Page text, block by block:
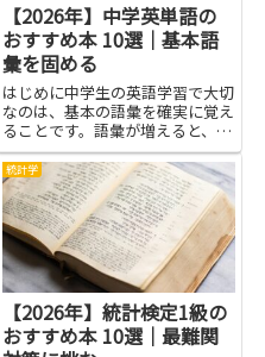
【2026年】中学英単語の
おすすめ本 10選｜基本語
彙を固める
はじめに中学生の英語学習で大切
なのは、基本の語彙を確実に覚え
ることです。語彙が増えると、読
解も聞き取りもぐんと楽になりま
す。ここでは、中学英単語 基本
語彙を固める手助けになる本を紹
介します。文章で使える実用的な
語彙を練習できる構成や、覚え
や...
統計学
【2026年】統計検定1級の
おすすめ本 10選｜最難関